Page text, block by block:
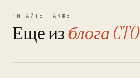
ЧИТАЙТЕ ТАКЖЕ
Еще изблога CTO